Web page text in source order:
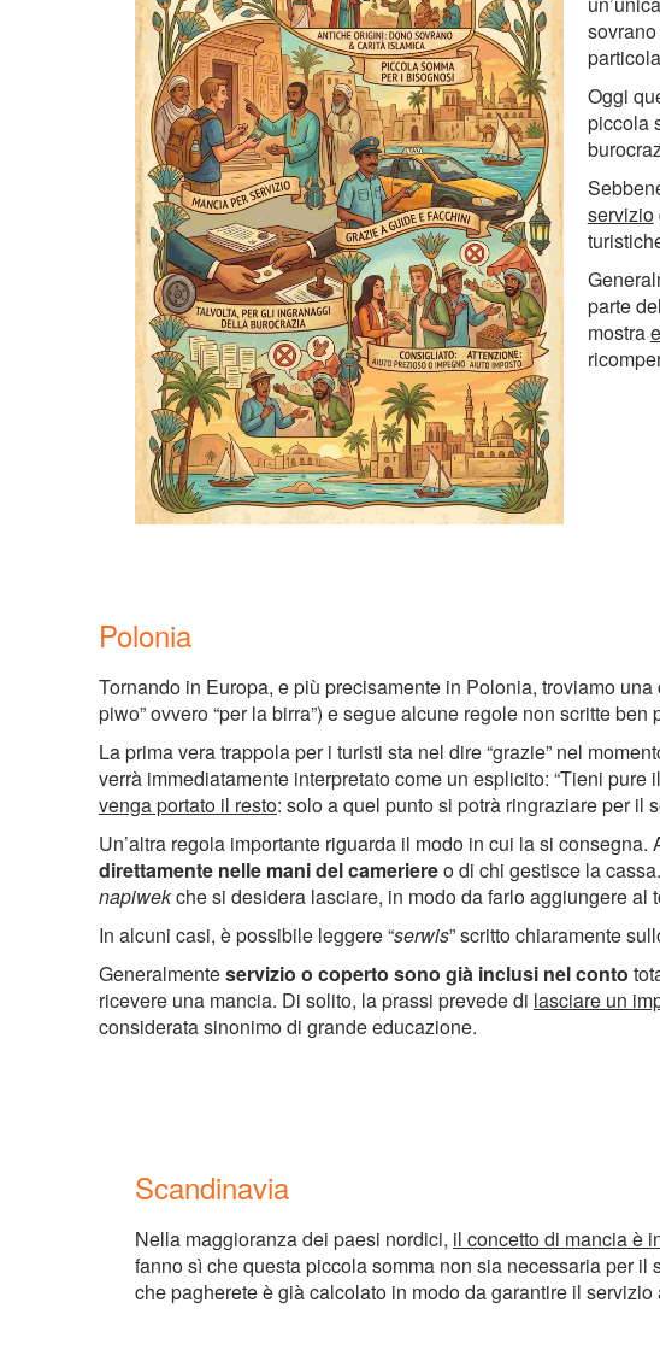
Oggi
piccola
servizio
parte
mostra
Polonia
Tornando in Europa, e più precisamente in Polonia, troviamo
piwo” ovvero “per la birra”) e segue alcune regole non scritte ben
La prima vera trappola per i turisti sta nel dire “grazie” nel
verrà immediatamente interpretato come un esplicito: “Tieni pure
venga portato il resto: solo a quel punto si potrà ringraziare per il
Un’altra regola importante riguarda il modo in cui la si
direttamente nelle mani del cameriereo di chi gestisce la
napiwekche si desidera lasciare, in modo da farlo aggiungere
In alcuni casi, è possibile leggere “serwis” scritto chiaramente
Generalmenteservizio o coperto sono già inclusi nel conto
ricevere una mancia. Di solito, la prassi prevede di lasciare un
considerata sinonimo di grande educazione.
Scandinavia
Nella maggioranza dei paesi nordici, il concetto di mancia è
fanno sì che questa piccola somma non sia necessaria per
che pagherete è già calcolato in modo da garantire il servizio